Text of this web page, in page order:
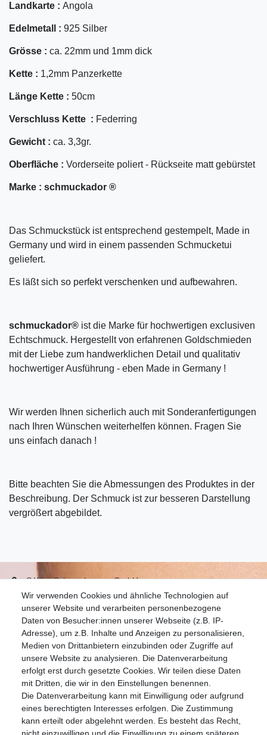
Landkarte : Angola
Edelmetall : 925 Silber
Grösse : ca. 22mm und 1mm dick
Kette : 1,2mm Panzerkette
Länge Kette : 50cm
Verschluss Kette : Federring
Gewicht : ca. 3,3gr.
Oberfläche : Vorderseite poliert - Rückseite matt gebürstet
Marke : schmuckador ®
Das Schmuckstück ist entsprechend gestempelt, Made in
Germany und wird in einem passenden Schmucketui
geliefert.
Es läßt sich so perfekt verschenken und aufbewahren.
schmuckador® ist die Marke für hochwertigen exclusiven
Echtschmuck. Hergestellt von erfahrenen Goldschmieden
mit der Liebe zum handwerklichen Detail und qualitativ
hochwertiger Ausführung - eben Made in Germany !
Wir werden Ihnen sicherlich auch mit Sonderanfertigungen
nach Ihren Wünschen weiterhelfen können. Fragen Sie
uns einfach danach !
Bitte beachten Sie die Abmessungen des Produktes in der
Beschreibung. Der Schmuck ist zur besseren Darstellung
vergrößert abgebildet.
Wir verwenden Cookies und ähnliche Technologien auf
unserer Website und verarbeiten personenbezogene
Daten von Besucher:innen unserer Webseite (z.B. IP-
Adresse), um z.B. Inhalte und Anzeigen zu personalisieren,
Medien von Drittanbietern einzubinden oder Zugriffe auf
unsere Website zu analysieren. Die Datenverarbeitung
erfolgt erst durch gesetzte Cookies. Wir teilen diese Daten
mit Dritten, die wir in den Einstellungen benennen.
Die Datenverarbeitung kann mit Einwilligung oder aufgrund
eines berechtigten Interesses erfolgen. Die Zustimmung
kann erteilt oder abgelehnt werden. Es besteht das Recht,
S.W.w. Schmuckwaren GmbH
07051-9608828
info@schmuckador.de
Montag bis Freitag 8.30 – 12.00 Uhr und 13.30 bis 17.30 Uhr
Widerrufs­recht Widerrufs­formular Impressum
Daten­schutz­erklärung AGB